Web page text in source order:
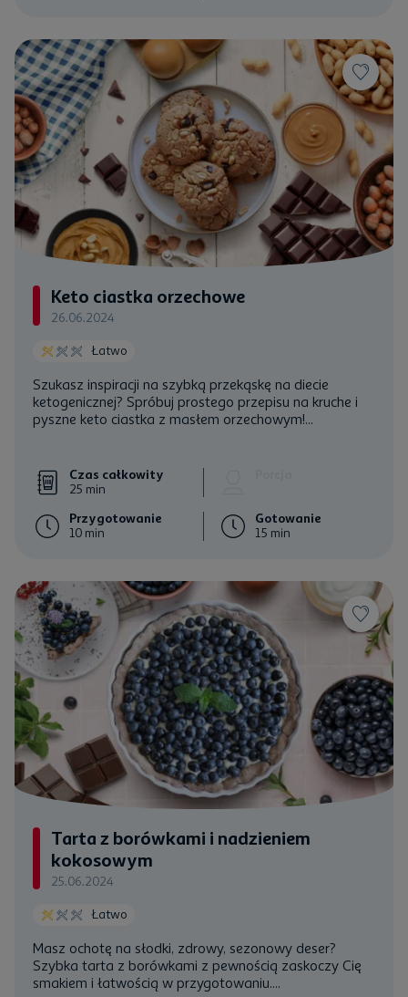
Keto ciastka orzechowe
26.06.2024
Łatwo
Szukasz inspiracji na szybką przekąskę na diecie
ketogenicznej? Spróbuj prostego przepisu na kruche i
pyszne keto ciastka z masłem orzechowym!...
Czas całkowity
25 min
Przygotowanie
10 min
Gotowanie
15 min
Tarta z borówkami i nadzieniem
kokosowym
25.06.2024
Łatwo
Masz ochotę na słodki, zdrowy, sezonowy deser?
Szybka tarta z borówkami z pewnością zaskoczy Cię
smakiem i łatwością w przygotowaniu....